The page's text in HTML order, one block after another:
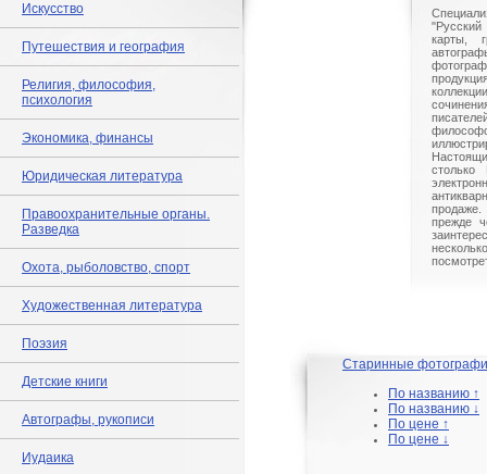
Искусство
Путешествия и география
Религия, философия,
психология
Экономика, финансы
Юридическая литература
Правоохранительные органы.
Разведка
Охота, рыболовство, спорт
Художественная литература
Поэзия
Детские книги
Автографы, рукописи
Иудаика
"Русский
карты,
столько
прежде
Старинные
По названию ↑
По названию ↓
По цене ↑
По цене ↓